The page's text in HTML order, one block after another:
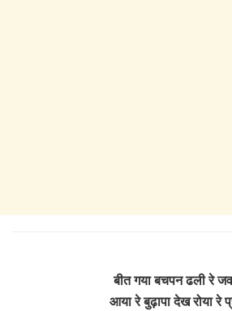
बीत गया बचपन ढली रे
आया रे बुढ़ापा देख रोया रे